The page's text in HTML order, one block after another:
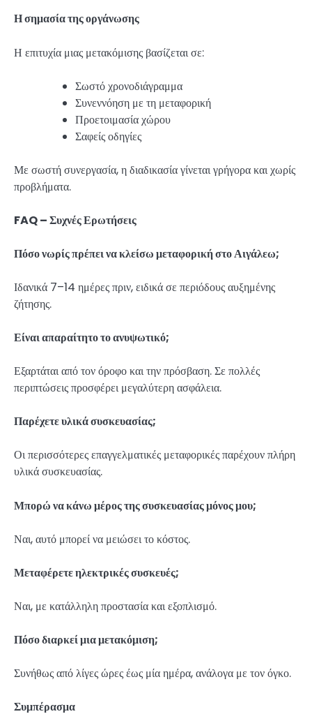
Η σημασία της οργάνωσης
Η επιτυχία μιας μετακόμισης βασίζεται σε:
Σωστό χρονοδιάγραμμα
Συνεννόηση με τη μεταφορική
Προετοιμασία χώρου
Σαφείς οδηγίες
Με σωστή συνεργασία, η διαδικασία γίνεται γρήγορα και χωρίς
προβλήματα.
FAQ – Συχνές Ερωτήσεις
Πόσο νωρίς πρέπει να κλείσω μεταφορική στο Αιγάλεω;
Ιδανικά 7–14 ημέρες πριν, ειδικά σε περιόδους αυξημένης
ζήτησης.
Είναι απαραίτητο το ανυψωτικό;
Εξαρτάται από τον όροφο και την πρόσβαση. Σε πολλές
περιπτώσεις προσφέρει μεγαλύτερη ασφάλεια.
Παρέχετε υλικά συσκευασίας;
Οι περισσότερες επαγγελματικές μεταφορικές παρέχουν πλήρη
υλικά συσκευασίας.
Μπορώ να κάνω μέρος της συσκευασίας μόνος μου;
Ναι, αυτό μπορεί να μειώσει το κόστος.
Μεταφέρετε ηλεκτρικές συσκευές;
Ναι, με κατάλληλη προστασία και εξοπλισμό.
Πόσο διαρκεί μια μετακόμιση;
Συνήθως από λίγες ώρες έως μία ημέρα, ανάλογα με τον όγκο.
Συμπέρασμα